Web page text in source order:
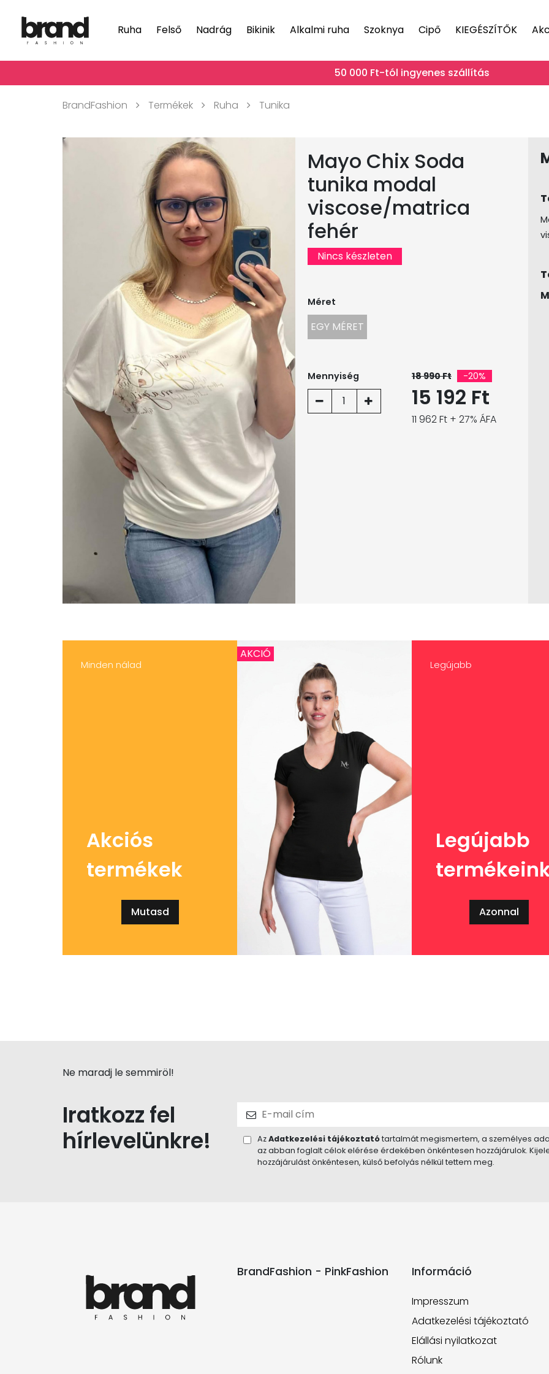
Ruha Felső Nadrág Bikinik Alkalmi ruha Szoknya Cipő KIEGÉSZÍTŐK
50 000 Ft-tól ingyenes szállítás
BrandFashion Termékek Ruha Tunika
Mayo Chix Soda
tunika modal
viscose/matrica
fehér
Nincs készleten
Méret
EGY MÉRET
Mennyiség
1
18 990 Ft -20%
15 192 Ft
11 962 Ft + 27% ÁFA
Minden nálad
Akciós
termékek
Mutasd
AKCIÓ
Legújabb
Legújabb
Azonnal
Ne maradj le semmiröl!
Iratkozz fel
hírlevelünkre!
AzAdatkezelési tájékoztatótartalmát megismertem, a személyes
az abban foglalt célok elérése érdekében önkéntesen hozzájárulok.
hozzájárulást önkéntesen, külső befolyás nélkül tettem meg.
BrandFashion - PinkFashion Információ
Impresszum
Adatkezelési tájékoztató
Elállási nyilatkozat
Rólunk